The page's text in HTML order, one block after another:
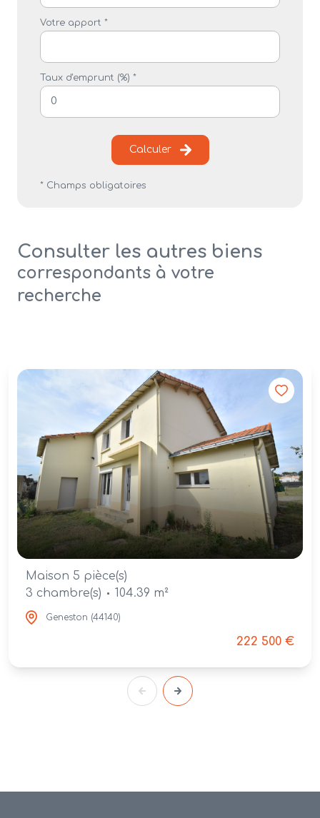
Votre apport *
Taux d'emprunt (%) *
Calculer
* Champs obligatoires
Consulter les autres biens
correspondants à votre
recherche
Maison 5 pièce(s)
3 chambre(s)
104.39 m²
Geneston (44140)
222 500 €